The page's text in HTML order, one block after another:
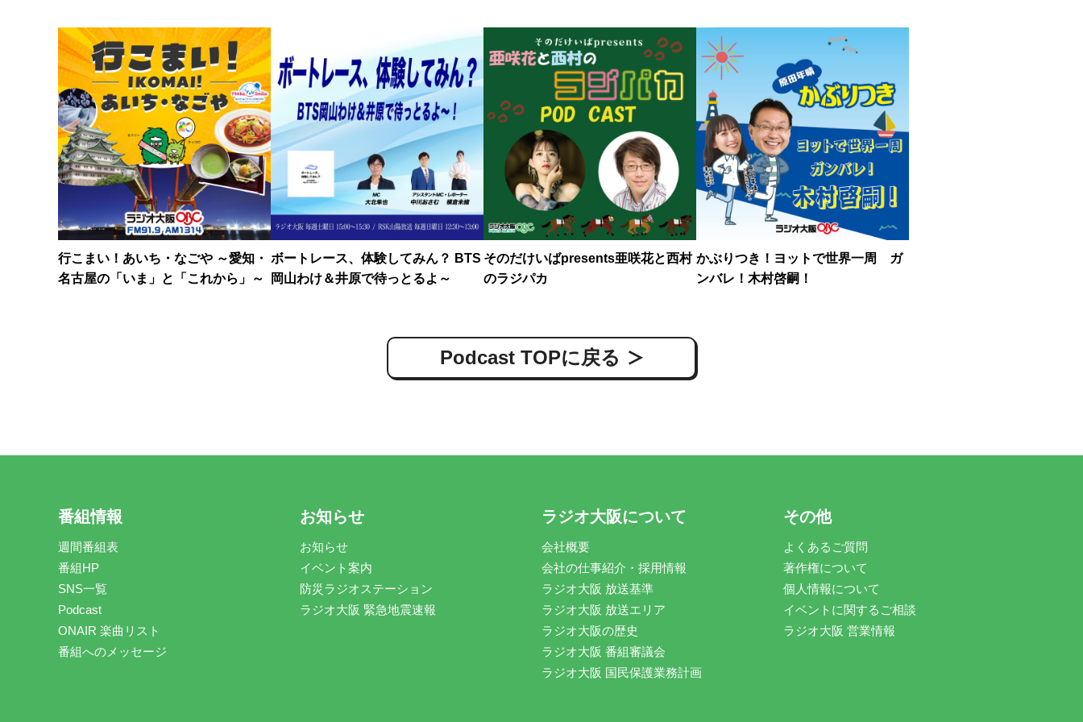
行こまい！あいち・なごや ～愛知・
名古屋の「いま」と「これから」～
ボートレース、体験してみん？ BTS
岡山わけ＆井原で待っとるよ～
そのだけいばpresents亜咲花と西村
のラジパカ
かぶりつき！ヨットで世界一周 ガ
ンバレ！木村啓嗣！
Podcast TOPに戻る
番組情報
週間番組表
番組HP
SNS一覧
Podcast
ONAIR 楽曲リスト
番組へのメッセージ
お知らせ
お知らせ
イベント案内
防災ラジオステーション
ラジオ大阪 緊急地震速報
ラジオ大阪について
会社概要
会社の仕事紹介・採用情報
ラジオ大阪 放送基準
ラジオ大阪 放送エリア
ラジオ大阪の歴史
ラジオ大阪 番組審議会
ラジオ大阪 国民保護業務計画
その他
よくあるご質問
著作権について
個人情報について
イベントに関するご相談
ラジオ大阪 営業情報